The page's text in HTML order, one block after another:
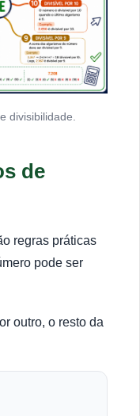
divisibilidade.
de
regras práticas
pode ser
outro, o resto da